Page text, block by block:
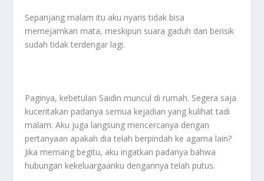
Sepanjang malam itu aku nyaris tidak bisa
memejamkan mata, meskipun suara gaduh dan berisik
sudah tidak terdengar lagi.
Paginya, kebetulan Saidin muncul di rumah. Segera saja
kuceritakan padanya semua kejadian yang kulihat tadi
malam. Aku juga langsung mencercanya dengan
pertanyaan apakah dia telah berpindah ke agama lain?
Jika memang begitu, aku ingatkan padanya bahwa
hubungan kekeluargaanku dengannya telah putus.